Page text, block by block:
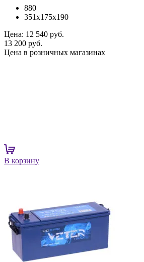
880
351x175x190
Цена: 12 540 руб.
13 200 руб.
Цена в розничных магазинах
В корзину